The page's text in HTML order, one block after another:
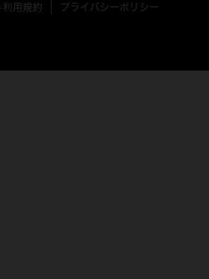
利用規約
プライバシーポリシー